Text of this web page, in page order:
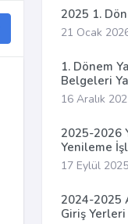
2025 1.
21 Ocak
1. Dönem
Belgeleri
16 Aralık
2025-2026
Yenileme
17 Eylül
2024-2025
Giriş Yerleri